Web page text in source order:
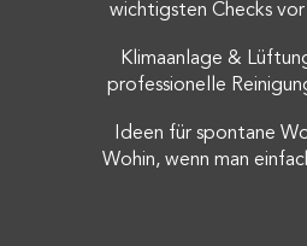
wichtigsten Checks
Klimaanlage &
professionelle
Ideen für spontane
Wohin, wenn man